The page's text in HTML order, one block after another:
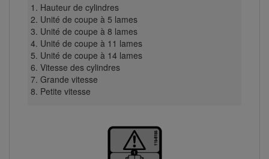
Hauteur de cylindres
Unité de coupe à 5 lames
Unité de coupe à 8 lames
Unité de coupe à 11 lames
Unité de coupe à 14 lames
Vitesse des cylindres
Grande vitesse
Petite vitesse